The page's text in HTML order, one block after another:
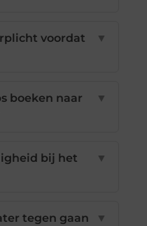
voordat
▼
boeken naar
▼
bij het
▼
tegen gaan
▼